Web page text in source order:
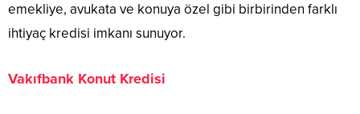
emekliye, avukata ve konuya özel gibi birbirinden farklı
ihtiyaç kredisi imkanı sunuyor.
Vakıfbank Konut Kredisi